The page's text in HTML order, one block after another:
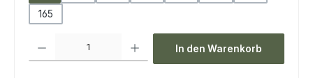
165
In den Warenkorb